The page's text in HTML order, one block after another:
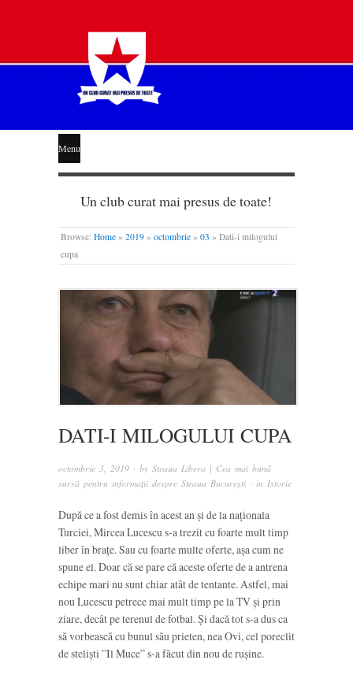
STEAUA
LIBERĂ
Menu
Un club curat mai presus de toate!
Browse: Home » 2019 » octombrie » 03 » Dati-i milogului
cupa
DATI-I MILOGULUI CUPA
octombrie 3, 2019 · by Steaua Libera | Cea mai bună
sursă pentru informații despre Steaua București · in Istorie
După ce a fost demis în acest an și de la naționala
Turciei, Mircea Lucescu s-a trezit cu foarte mult timp
liber în brațe. Sau cu foarte multe oferte, așa cum ne
spune el. Doar că se pare că aceste oferte de a antrena
echipe mari nu sunt chiar atât de tentante. Astfel, mai
nou Lucescu petrece mai mult timp pe la TV și prin
ziare, decât pe terenul de fotbal. Și dacă tot s-a dus ca
să vorbească cu bunul său prieten, nea Ovi, cel poreclit
de steliști ”Il Muce” s-a făcut din nou de rușine.